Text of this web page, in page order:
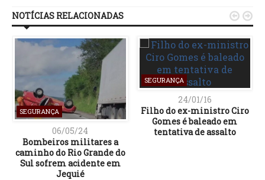
NOTÍCIAS RELACIONADAS
SEGURANÇA
06/05/24
Bombeiros militares a
caminho do Rio Grande do
Sul sofrem acidente em
Jequié
SEGURANÇA
24/01/16
Filho do ex-ministro Ciro
Gomes é baleado em
tentativa de assalto
 